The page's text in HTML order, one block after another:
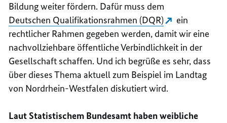
Bildung weiter fördern. Dafür muss dem
Deutschen Qualifikationsrahmen (DQR)
ein
rechtlicher Rahmen gegeben werden, damit wir eine
nachvollziehbare öffentliche Verbindlichkeit in der
Gesellschaft schaffen. Und ich begrüße es sehr, dass
über dieses Thema aktuell zum Beispiel im Landtag
von Nordrhein-Westfalen diskutiert wird.
Laut Statistischem Bundesamt haben weibliche